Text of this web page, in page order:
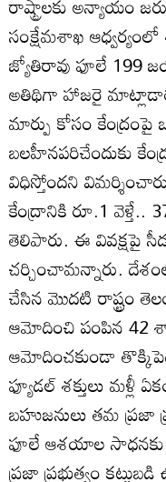
సంక్షేమశాఖ
జ్యోతిరావు ఫూలే 199
అతిథిగా హాజరై
మార్పు కోసం కేంద్రంపై
బలహీనపరిచేందుకు
విధిస్తోందని
కేంద్రానికి రూ.1
తెలిపారు. ఈ వివక్షపై
చర్చించామన్నారు.
చేసిన మొదటి రాష్ట్రం
ఆమోదించి పంపిన 42
ఆమోదించకుండా
ఫ్యూడల్‌ శక్తులు మళ్లీ
బహుజనులు తమ
ఫూలే ఆశయాల సాధనకు
ప్రజా ప్రభుత్వం